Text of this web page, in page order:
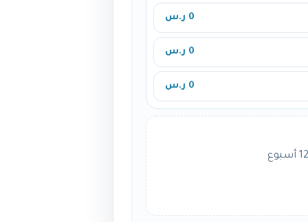
0 ر.س
0 ر.س
0 ر.س